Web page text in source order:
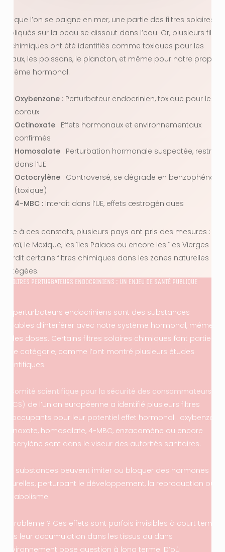
l’on se baigne en mer, une partie des filtres solaires
sur la peau se dissout dans l’eau. Or, plusieurs filtres
chimiques ont été identifiés comme toxiques pour les
les poissons, le plancton, et même pour notre propre
hormonal.
Oxybenzone: Perturbateur endocrinien, toxique pour les
coraux
Octinoxate: Effets hormonaux et environnementaux
confirmés
Homosalate: Perturbation hormonale suspectée, restreint
dans l’UE
Octocrylène: Controversé, se dégrade en benzophénone
(toxique)
4-MBC :Interdit dans l’UE, effets œstrogéniques
à ces constats, plusieurs pays ont pris des mesures :
le Mexique, les îles Palaos ou encore les îles Vierges ont
certains filtres chimiques dans les zones naturelles
FILTRES PERTURBATEURS ENDOCRINIENS : UN ENJEU DE SANTÉ PUBLIQUE
perturbateurs endocriniens sont des substances
d’interférer avec notre système hormonal, même à
doses. Certains filtres solaires chimiques font partie de
catégorie, comme l’ont montré plusieurs études
Comité scientifique pour la sécurité des consommateurs
de l’Union européenne a identifié plusieurs filtres
pour leur potentiel effet hormonal : oxybenzone,
homosalate, 4-MBC, enzacamène ou encore
sont dans le viseur des autorités sanitaires.
substances peuvent imiter ou bloquer des hormones
perturbant le développement, la reproduction ou le
problème ? Ces effets sont parfois invisibles à court terme,
leur accumulation dans les tissus ou dans
pose question à long terme. D’où